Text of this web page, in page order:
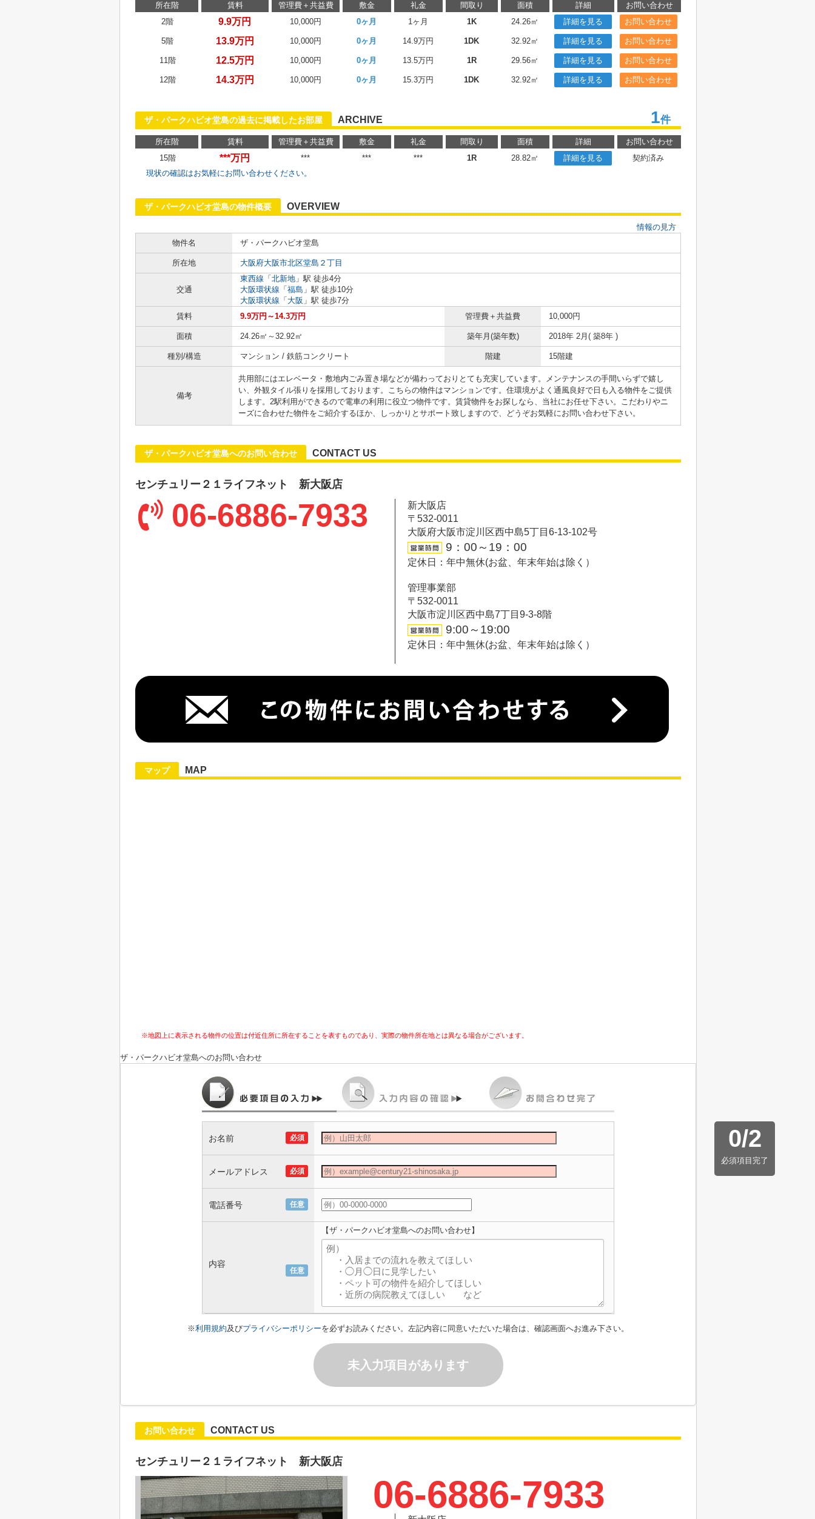
所在階 賃料 管理費＋共益費 敷金 礼金 間取り 面積 詳細
お問い合わせ
2階
9.9万円 10,000円 0ヶ月 1ヶ月 1K 24.26㎡ 詳細を見る お問い合わせ
5階 13.9万円 10,000円 0ヶ月 14.9万円 1DK 32.92㎡ 詳細を見る お問い合わせ
11階 12.5万円 10,000円 0ヶ月 13.5万円 1R 29.56㎡ 詳細を見る お問い合わせ
12階 14.3万円 10,000円 0ヶ月 15.3万円 1DK 32.92㎡ 詳細を見る お問い合わせ
ザ・パークハビオ堂島の過去に掲載したお部屋 ARCHIVE 1件
所在階 賃料 管理費＋共益費 敷金 礼金 間取り 面積 詳細
お問い合わせ
15階
***万円 *** *** *** 1R 28.82㎡ 詳細を見る
契約済み
現状の確認はお気軽にお問い合わせください。
ザ・パークハビオ堂島の物件概要 OVERVIEW
情報の見方
物件名
ザ・パークハビオ堂島
所在地 大阪府大阪市北区堂島２丁目
交通
東西線 「 北新地 」駅 徒歩4分
大阪環状線 「 福島 」駅 徒歩10分
大阪環状線 「 大阪 」駅 徒歩7分
賃料
9.9万円～14.3万円 管理費＋共益費 10,000円
面積 24.26㎡～32.92㎡ 築年月(築年数) 2018年 2月( 築8年 )
種別/構造 マンション / 鉄筋コンクリート 階建 15階建
備考
共用部にはエレベータ・敷地内ごみ置き場などが備わっておりとても充実しています。メンテナンスの手間いらずで嬉し
い、外観タイル張りを採用しております。こちらの物件はマンションです。住環境がよく通風良好で日も入る物件をご提供
します。2駅利用ができるので電車の利用に役立つ物件です。賃貸物件をお探しなら、当社にお任せ下さい。こだわりやニ
ーズに合わせた物件をご紹介するほか、しっかりとサポート致しますので、どうぞお気軽にお問い合わせ下さい。
ザ・パークハビオ堂島へのお問い合わせ CONTACT US
センチュリー２１ライフネット 新大阪店
06-6886-7933
新大阪店
〒532-0011
大阪府大阪市淀川区西中島5丁目6-13-102号
9：00～19：00
定休日：年中無休(お盆、年末年始は除く）
管理事業部
〒532-0011
大阪市淀川区西中島7丁目9-3-8階
9:00～19:00
定休日：年中無休(お盆、年末年始は除く）
マップ MAP
※地図上に表示される物件の位置は付近住所に所在することを表すものであり、実際の物件所在地とは異なる場合がございます。
ザ・パークハビオ堂島へのお問い合わせ
0/2
必須項目完了
必須
お名前
必須
メールアドレス
任意
電話番号
任意
内容
【ザ・パークハビオ堂島へのお問い合わせ】
※利用規約及びプライバシーポリシーを必ずお読みください。左記内容に同意いただいた場合は、確認画面へお進み下さい。
未入力項目があります
お問い合わせ CONTACT US
センチュリー２１ライフネット 新大阪店
06-6886-7933